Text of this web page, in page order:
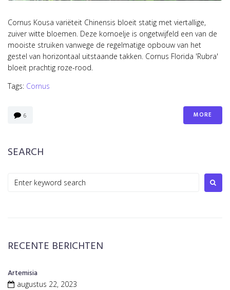
Cornus Kousa variëteit Chinensis bloeit statig met viertallige,
zuiver witte bloemen. Deze kornoelje is ongetwijfeld een van de
mooiste struiken vanwege de regelmatige opbouw van het
gestel van horizontaal uitstaande takken. Cornus Florida 'Rubra'
bloeit prachtig roze-rood.
Tags: Cornus
6 MORE
SEARCH
f
r
:
RECENTE BERICHTEN
Artemisia
augustus 22, 2023